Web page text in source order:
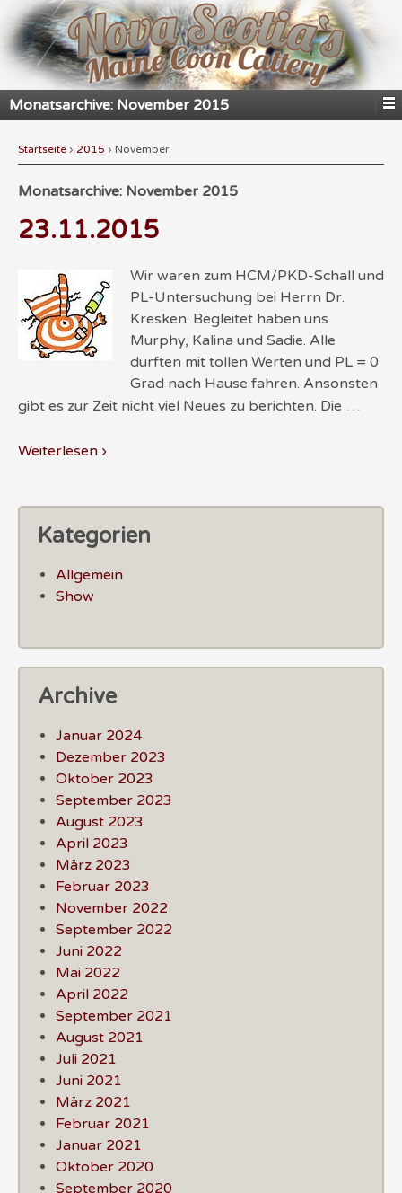
Monatsarchive: November 2015
Startseite › 2015 › November
Monatsarchive: November 2015
23.11.2015
Wir waren zum HCM/PKD-Schall und
PL-Untersuchung bei Herrn Dr.
Kresken. Begleitet haben uns
Murphy, Kalina und Sadie. Alle
durften mit tollen Werten und PL = 0
Grad nach Hause fahren. Ansonsten
gibt es zur Zeit nicht viel Neues zu berichten. Die …
Weiterlesen ›
Kategorien
Allgemein
Show
Archive
Januar 2024
Dezember 2023
Oktober 2023
September 2023
August 2023
April 2023
März 2023
Februar 2023
November 2022
September 2022
Juni 2022
Mai 2022
April 2022
September 2021
August 2021
Juli 2021
Juni 2021
März 2021
Februar 2021
Januar 2021
Oktober 2020
September 2020